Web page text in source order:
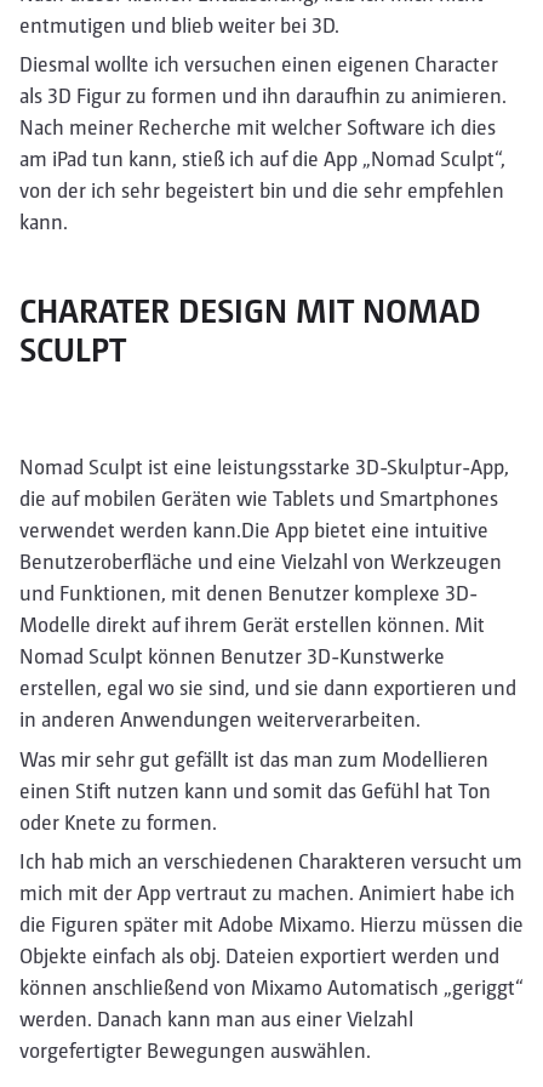
entmutigen und blieb weiter bei 3D.
Diesmal wollte ich versuchen einen eigenen Character
als 3D Figur zu formen und ihn daraufhin zu animieren.
Nach meiner Recherche mit welcher Software ich dies
am iPad tun kann, stieß ich auf die App „Nomad Sculpt“,
von der ich sehr begeistert bin und die sehr empfehlen
kann.
CHARATER DESIGN MIT NOMAD
SCULPT
Nomad Sculpt ist eine leistungsstarke 3D-Skulptur-App,
die auf mobilen Geräten wie Tablets und Smartphones
verwendet werden kann.Die App bietet eine intuitive
Benutzeroberfläche und eine Vielzahl von Werkzeugen
und Funktionen, mit denen Benutzer komplexe 3D-
Modelle direkt auf ihrem Gerät erstellen können. Mit
Nomad Sculpt können Benutzer 3D-Kunstwerke
erstellen, egal wo sie sind, und sie dann exportieren und
in anderen Anwendungen weiterverarbeiten.
Was mir sehr gut gefällt ist das man zum Modellieren
einen Stift nutzen kann und somit das Gefühl hat Ton
oder Knete zu formen.
Ich hab mich an verschiedenen Charakteren versucht um
mich mit der App vertraut zu machen. Animiert habe ich
die Figuren später mit Adobe Mixamo. Hierzu müssen die
Objekte einfach als obj. Dateien exportiert werden und
können anschließend von Mixamo Automatisch „geriggt“
werden. Danach kann man aus einer Vielzahl
vorgefertigter Bewegungen auswählen.